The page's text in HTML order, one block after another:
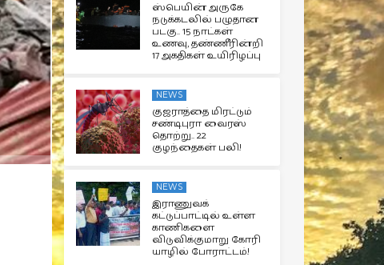
ஸ்பெயின் அருகே
நடுக்கடலில் பழுதான
படகு.. 15 நாட்கள்
உணவு, தண்ணீரின்றி
17 அகதிகள் உயிரிழப்பு
NEWS
குஜராத்தை மிரட்டும்
சண்டிபுரா வைரஸ்
தொற்று.. 22
குழந்தைகள் பலி!
NEWS
இராணுவக்
கட்டுப்பாட்டில் உள்ள
காணிகளை
விடுவிக்குமாறு கோரி
யாழில் போராட்டம்!